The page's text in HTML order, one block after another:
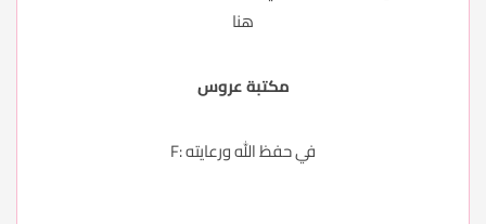
هنا
مكتبة عروس
في حفظ الله ورعايته :F